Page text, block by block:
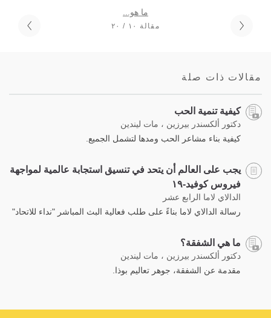
ما هو...
مقالة ١٠ / ٢٠
مقالات ذات صلة
كيفية تنمية الحب
دكتور ألكسندر بيرزين ، مات ليندين
كيفية بناء مشاعر الحب ومدها لتشمل الجميع.
يجب على العالم أن يتحد في تنسيق استجابة عالمية لمواجهة
فيروس كوفيد-١٩
الدالاي لاما الرابع عشر
رسالة الدالاي لاما بناءً على طلب فعالية البث المباشر "نداء للاتحاد"
ما هي الشفقة؟
دكتور ألكسندر بيرزين ، مات ليندين
مقدمة عن الشفقة، جوهر تعاليم بوذا.